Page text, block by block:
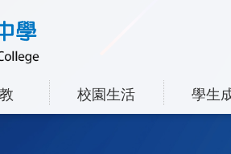
校園生活 學生